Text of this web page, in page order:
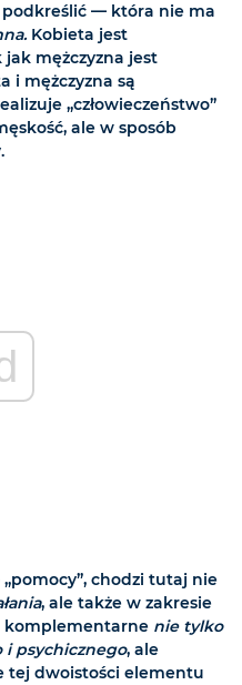
— która nie ma
Kobieta jest
jak mężczyzna jest
i mężczyzna są
„człowieczeństwo”
ale w sposób
chodzi tutaj nie
, ale także w zakresie
komplementarne nie tylko
psychicznego, ale
tej dwoistości elementu